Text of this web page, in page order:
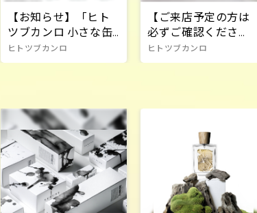
【お知らせ】「ヒト
ツブカンロ 小さな缶
キャンディマスコッ
ト」カプセルトイ3/17
ヒトツブカンロ
【ご来店予定の方は
必ずご確認くださ
い】デジタル整理券
のご案内
ヒトツブカンロ